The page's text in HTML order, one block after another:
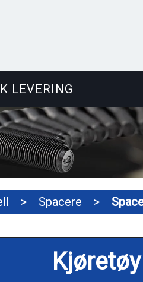
LEVERING
> Spacere >